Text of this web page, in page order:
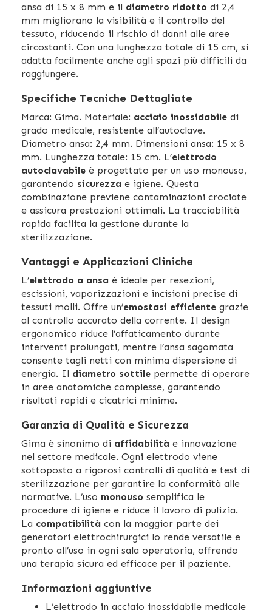
ansa di 15 x 8 mm e il diametro ridotto di 2,4
mm migliorano la visibilità e il controllo del
tessuto, riducendo il rischio di danni alle aree
circostanti. Con una lunghezza totale di 15 cm, si
adatta facilmente anche agli spazi più difficili da
raggiungere.
Specifiche Tecniche Dettagliate
Marca: Gima. Materiale: acciaio inossidabile di
grado medicale, resistente all’autoclave.
Diametro ansa: 2,4 mm. Dimensioni ansa: 15 x 8
mm. Lunghezza totale: 15 cm. L’elettrodo
autoclavabile è progettato per un uso monouso,
garantendo sicurezza e igiene. Questa
combinazione previene contaminazioni crociate
e assicura prestazioni ottimali. La tracciabilità
rapida facilita la gestione durante la
sterilizzazione.
Vantaggi e Applicazioni Cliniche
L’elettrodo a ansa è ideale per resezioni,
escissioni, vaporizzazioni e incisioni precise di
tessuti molli. Offre un’emostasi efficiente grazie
al controllo accurato della corrente. Il design
ergonomico riduce l’affaticamento durante
interventi prolungati, mentre l’ansa sagomata
consente tagli netti con minima dispersione di
energia. Il diametro sottile permette di operare
in aree anatomiche complesse, garantendo
risultati rapidi e cicatrici minime.
Garanzia di Qualità e Sicurezza
Gima è sinonimo di affidabilità e innovazione
nel settore medicale. Ogni elettrodo viene
sottoposto a rigorosi controlli di qualità e test di
sterilizzazione per garantire la conformità alle
normative. L’uso monouso semplifica le
procedure di igiene e riduce il lavoro di pulizia.
La compatibilità con la maggior parte dei
generatori elettrochirurgici lo rende versatile e
pronto all’uso in ogni sala operatoria, offrendo
una terapia sicura ed efficace per il paziente.
Informazioni aggiuntive
L’elettrodo in acciaio inossidabile medicale